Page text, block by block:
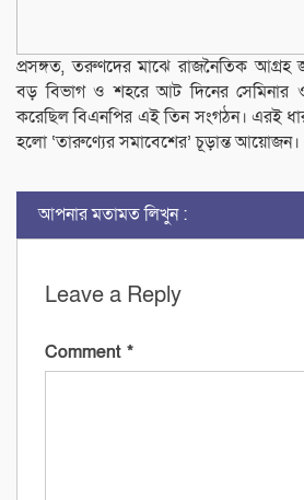
প্রসঙ্গত, তরুণদের মাঝে রাজনৈতিক আগ্রহ
বড় বিভাগ ও শহরে আট দিনের সেমিনার
করেছিল বিএনপির এই তিন সংগঠন। এরই
হলো ‘তারুণ্যের সমাবেশের’ চূড়ান্ত আয়োজন।
আপনার মতামত লিখুন :
Leave a Reply
Comment *